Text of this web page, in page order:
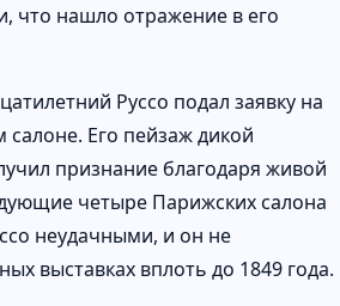
что нашло отражение в его
Руссо подал заявку на
Его пейзаж дикой
признание благодаря живой
четыре Парижских салона
неудачными, и он не
выставках вплоть до 1849 года.